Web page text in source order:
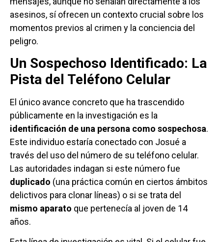
asesinos, sí ofrecen un contexto crucial sobre los
momentos previos al crimen y la conciencia del
peligro.
Un Sospechoso Identificado: La
Pista del Teléfono Celular
El único avance concreto que ha trascendido
públicamente en la investigación es la
identificación de una persona como sospechosa.
Este individuo estaría conectado con Josué a
través del uso del número de su teléfono celular.
Las autoridades indagan si este número fue
duplicado (una práctica común en ciertos ámbitos
delictivos para clonar líneas) o si se trata del
mismo aparato que pertenecía al joven de 14
años.